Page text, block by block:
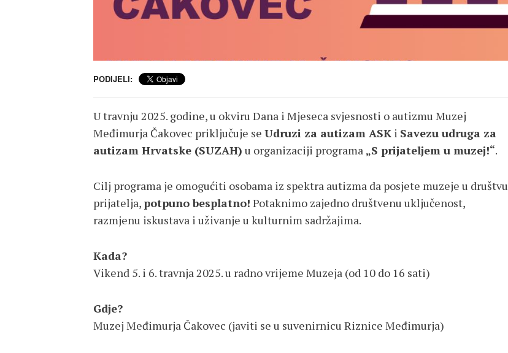
PODIJELI:
U travnju 2025. godine, u okviru Dana i Mjeseca svjesnosti o autizmu Muzej
Međimurja Čakovec priključuje se Udruzi za autizam ASK i Savezu udruga za
autizam Hrvatske (SUZAH) u organizaciji programa „S prijateljem u muzej!“.
Cilj programa je omogućiti osobama iz spektra autizma da posjete muzeje u društvu
prijatelja, potpuno besplatno! Potaknimo zajedno društvenu uključenost,
razmjenu iskustava i uživanje u kulturnim sadržajima.
Kada?
Vikend 5. i 6. travnja 2025. u radno vrijeme Muzeja (od 10 do 16 sati)
Gdje?
Muzej Međimurja Čakovec (javiti se u suvenirnicu Riznice Međimurja)